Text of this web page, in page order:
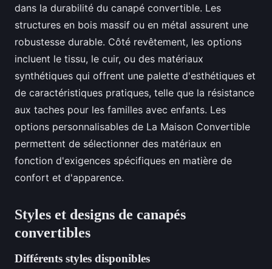
dans la durabilité du canapé convertible. Les
structures en bois massif ou en métal assurent une
robustesse durable. Côté revêtement, les options
incluent le tissu, le cuir, ou des matériaux
synthétiques qui offrent une palette d'esthétiques et
de caractéristiques pratiques, telle que la résistance
aux taches pour les familles avec enfants. Les
options personnalisables de La Maison Convertible
permettent de sélectionner des matériaux en
fonction d'exigences spécifiques en matière de
confort et d'apparence.
Styles et designs de canapés
convertibles
Différents styles disponibles